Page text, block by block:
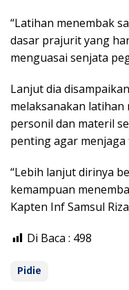
“Latihan menembak
dasar prajurit yang
menguasai senjata
Lanjut dia
melaksanakan
personil dan materil
penting agar
“Lebih lanjut dirinya
kemampuan
Kapten Inf Samsul
Di Baca : 498
Pidie